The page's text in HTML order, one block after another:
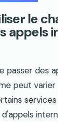
le
appels
passer des
peut